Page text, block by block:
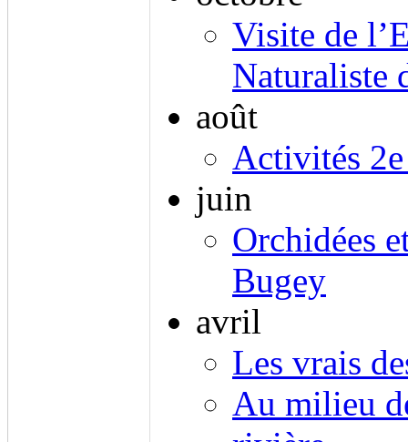
Visite de
Naturaliste
août
Activités
juin
Orchidées
Bugey
avril
Les vrais
Au milieu